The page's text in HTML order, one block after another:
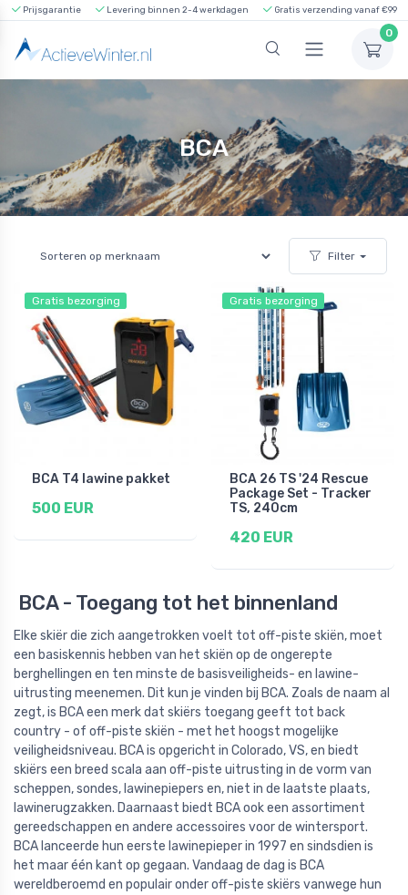
Prijsgarantie Levering binnen 2-4 werkdagen Gratis verzending vanaf €99
0
BCA
Filter
Gratis bezorging
BCA T4 lawine pakket
500 EUR
Gratis bezorging
BCA 26 TS '24 Rescue
Package Set - Tracker
TS, 240cm
420 EUR
BCA - Toegang tot het binnenland
Elke skiër die zich aangetrokken voelt tot off-piste skiën, moet
een basiskennis hebben van het skiën op de ongerepte
berghellingen en ten minste de basisveiligheids- en lawine-
uitrusting meenemen. Dit kun je vinden bij BCA. Zoals de naam al
zegt, is BCA een merk dat skiërs toegang geeft tot back
country - of off-piste skiën - met het hoogst mogelijke
veiligheidsniveau. BCA is opgericht in Colorado, VS, en biedt
skiërs een breed scala aan off-piste uitrusting in de vorm van
scheppen, sondes, lawinepiepers en, niet in de laatste plaats,
lawinerugzakken. Daarnaast biedt BCA ook een assortiment
gereedschappen en andere accessoires voor de wintersport.
BCA lanceerde hun eerste lawinepieper in 1997 en sindsdien is
het maar één kant op gegaan. Vandaag de dag is BCA
wereldberoemd en populair onder off-piste skiërs vanwege hun